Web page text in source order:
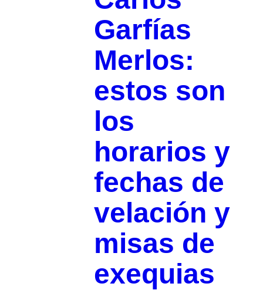
Garfías
Merlos:
estos son
los
horarios y
fechas de
velación y
misas de
exequias